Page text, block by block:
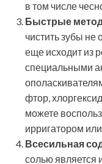
в том числе
Быстрые
чистить зубы не
еще исходит из
специальными
фтор,
можете
ирригатором
Всесильная
солью является